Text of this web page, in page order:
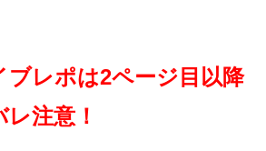
ブレポは2ページ目以降
注意！